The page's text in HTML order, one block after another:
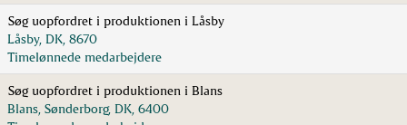
Søg uopfordret i produktionen i Låsby
Låsby, DK, 8670
Timelønnede medarbejdere
Søg uopfordret i produktionen i Blans
Blans, Sønderborg, DK, 6400